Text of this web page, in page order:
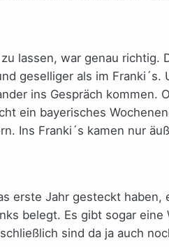
lassen, war genau richtig.
geselliger als im Franki´s.
ins Gespräch kommen.
ein bayerisches
Ins Franki´s kamen nur
erste Jahr gesteckt haben,
belegt. Es gibt sogar eine
sind da ja auch